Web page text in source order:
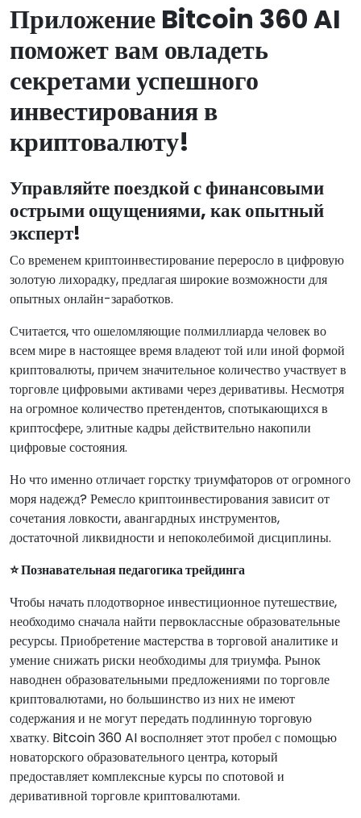
Приложение Bitcoin 360 AI
поможет вам овладеть
секретами успешного
инвестирования в
криптовалюту!
Управляйте поездкой с финансовыми
острыми ощущениями, как опытный
эксперт!
Со временем криптоинвестирование переросло в цифровую
золотую лихорадку, предлагая широкие возможности для
опытных онлайн-заработков.
Считается, что ошеломляющие полмиллиарда человек во
всем мире в настоящее время владеют той или иной формой
криптовалюты, причем значительное количество участвует в
торговле цифровыми активами через деривативы. Несмотря
на огромное количество претендентов, спотыкающихся в
криптосфере, элитные кадры действительно накопили
цифровые состояния.
Но что именно отличает горстку триумфаторов от огромного
моря надежд? Ремесло криптоинвестирования зависит от
сочетания ловкости, авангардных инструментов,
достаточной ликвидности и непоколебимой дисциплины.
⭐ Познавательная педагогика трейдинга
Чтобы начать плодотворное инвестиционное путешествие,
необходимо сначала найти первоклассные образовательные
ресурсы. Приобретение мастерства в торговой аналитике и
умение снижать риски необходимы для триумфа. Рынок
наводнен образовательными предложениями по торговле
криптовалютами, но большинство из них не имеют
содержания и не могут передать подлинную торговую
хватку. Bitcoin 360 AI восполняет этот пробел с помощью
новаторского образовательного центра, который
предоставляет комплексные курсы по спотовой и
деривативной торговле криптовалютами.